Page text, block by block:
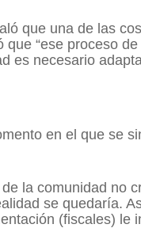
que una de las
que “ese proceso
es necesario
en el que se
la comunidad no
se quedaría.
(fiscales) le